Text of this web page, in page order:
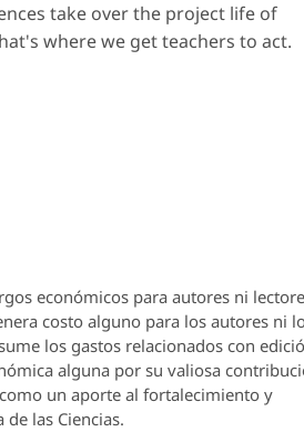
take over the project life of
where we get teachers to act.
económicos para autores ni
costo alguno para los autores ni
los gastos relacionados con
alguna por su valiosa
un aporte al fortalecimiento y
las Ciencias.